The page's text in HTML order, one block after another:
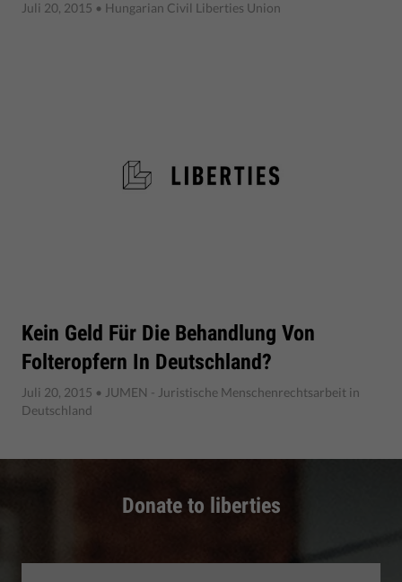
Juli 20, 2015 • Hungarian Civil Liberties Union
Kein Geld Für Die Behandlung Von
Folteropfern In Deutschland?
Juli 20, 2015 • JUMEN - Juristische Menschenrechtsarbeit in
Deutschland
Donate to liberties